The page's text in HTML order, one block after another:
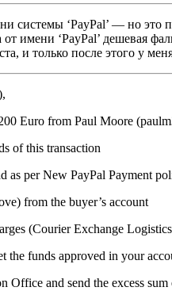
системы ‘PayPal’ — но это
от имени ‘PayPal’ дешевая
и только после этого у
Euro from Paul Moore
of this transaction
as per New PayPal Payment
from the buyer’s account
(Courier Exchange
the funds approved in your
Office and send the excess